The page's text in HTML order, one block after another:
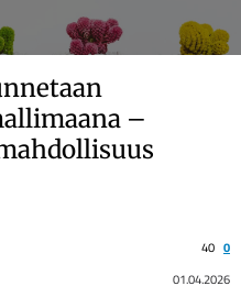
–
40 0
01.04.2026